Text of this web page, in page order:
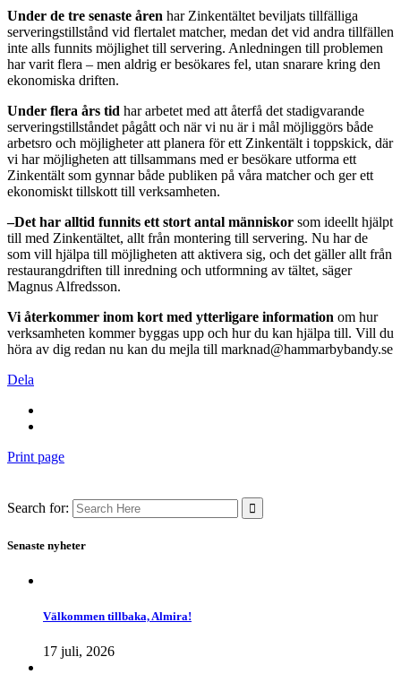
Under de tre senaste åren har Zinkentältet beviljats tillfälliga
serveringstillstånd vid flertalet matcher, medan det vid andra tillfällen
inte alls funnits möjlighet till servering. Anledningen till problemen
har varit flera – men aldrig er besökares fel, utan snarare kring den
ekonomiska driften.
Under flera års tid har arbetet med att återfå det stadigvarande
serveringstillståndet pågått och när vi nu är i mål möjliggörs både
arbetsro och möjligheter att planera för ett Zinkentält i toppskick, där
vi har möjligheten att tillsammans med er besökare utforma ett
Zinkentält som gynnar både publiken på våra matcher och ger ett
ekonomiskt tillskott till verksamheten.
–Det har alltid funnits ett stort antal människor som ideellt hjälpt
till med Zinkentältet, allt från montering till servering. Nu har de
som vill hjälpa till möjligheten att aktivera sig, och det gäller allt från
restaurangdriften till inredning och utformning av tältet, säger
Magnus Alfredsson.
Vi återkommer inom kort med ytterligare information om hur
verksamheten kommer byggas upp och hur du kan hjälpa till. Vill du
höra av dig redan nu kan du mejla till marknad@hammarbybandy.se
Dela
Print page
Search for:
Senaste nyheter
Välkommen tillbaka, Almira!
17 juli, 2026